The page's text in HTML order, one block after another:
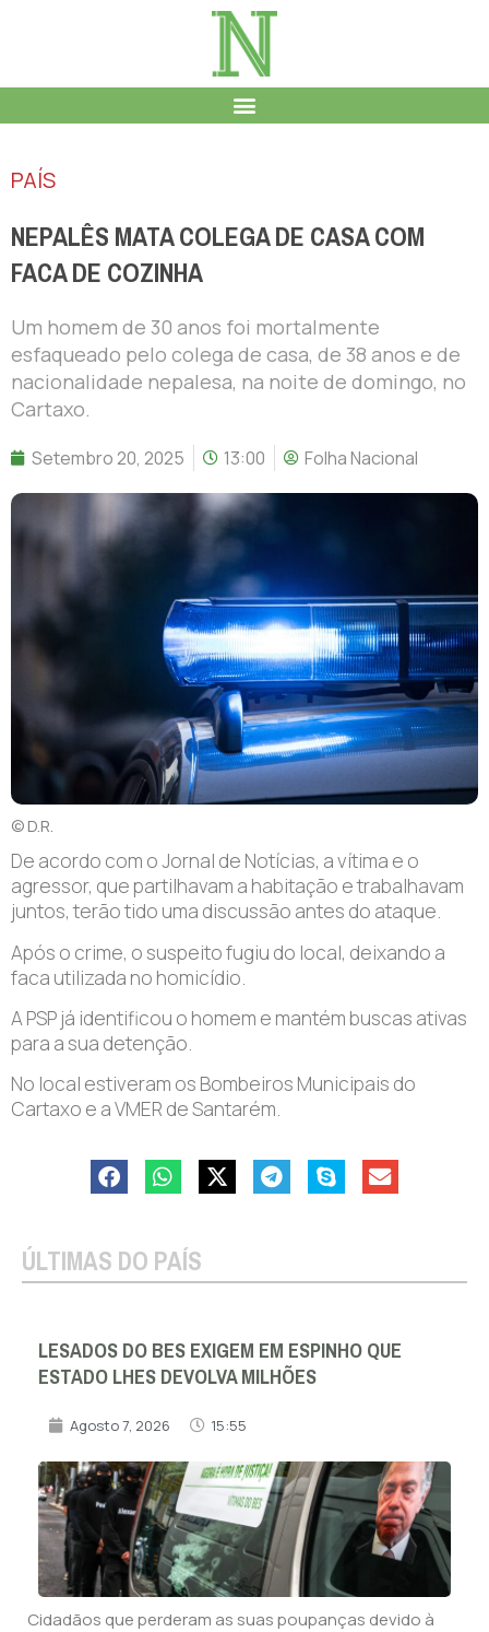
PAÍS
NEPALÊS MATA COLEGA DE CASA COM
FACA DE COZINHA
Um homem de 30 anos foi mortalmente
esfaqueado pelo colega de casa, de 38 anos e de
nacionalidade nepalesa, na noite de domingo, no
Cartaxo.
Setembro 20, 2025 13:00 Folha Nacional
© D.R.
De acordo com o Jornal de Notícias, a vítima e o
agressor, que partilhavam a habitação e trabalhavam
juntos, terão tido uma discussão antes do ataque.
Após o crime, o suspeito fugiu do local, deixando a
faca utilizada no homicídio.
A PSP já identificou o homem e mantém buscas ativas
para a sua detenção.
No local estiveram os Bombeiros Municipais do
Cartaxo e a VMER de Santarém.
ÚLTIMAS DO PAÍS
LESADOS DO BES EXIGEM EM ESPINHO QUE
ESTADO LHES DEVOLVA MILHÕES
Agosto 7, 2026 15:55
Cidadãos que perderam as suas poupanças devido à